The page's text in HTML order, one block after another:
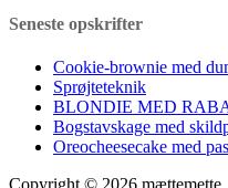
Seneste opskrifter
Cookie-brownie med
Sprøjteteknik
BLONDIE MED
Bogstavskage med
Oreocheesecake med